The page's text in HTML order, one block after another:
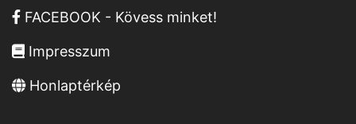
FACEBOOK - Kövess minket!
Impresszum
Honlaptérkép